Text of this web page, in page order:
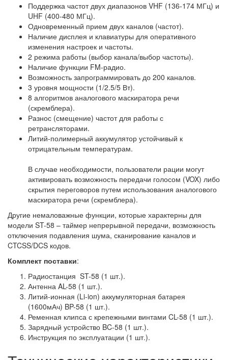
Поддержка частот двух диапазонов VHF (136-174 МГц) и
UHF (400-480 МГц).
Одновременный прием двух каналов (частот).
Наличие дисплея и клавиатуры для оперативного
изменения настроек и частоты.
2 режима работы (выбор канала/выбор частоты).
Наличие функции FM-радио.
Возможность запрограммировать до 200 каналов.
3 уровня мощности (1/2.5/5 Вт).
8 алгоритмов аналогового маскиратора речи
(скремблера).
Разнос (смещение) частот для работы с
ретрансляторами.
Литий-полимерный аккумулятор устойчивый к
отрицательным температурам.
В случае необходимости, пользователи рации могут
активировать возможность передачи голосом (VOX) либо
скрытия переговоров путем использования аналогового
маскиратора речи (скремблера).
Другие немаловажные функции, которые характерны для
модели ST-58 – таймер непрерывной передачи, возможность
отключения подавления шума, сканирование каналов и
CTCSS/DCS кодов.
Комплект поставки:
Радиостанция ST-58 (1 шт.).
Антенна AL-58 (1 шт.).
Литий-ионная (Li-ion) аккумуляторная батарея
(1600мАч) BP-58 (1 шт.).
Ременная клипса с крепежными винтами CL-58 (1 шт.).
Зарядный устройство BC-58 (1 шт.).
Инструкция по эксплуатации (1 шт.).